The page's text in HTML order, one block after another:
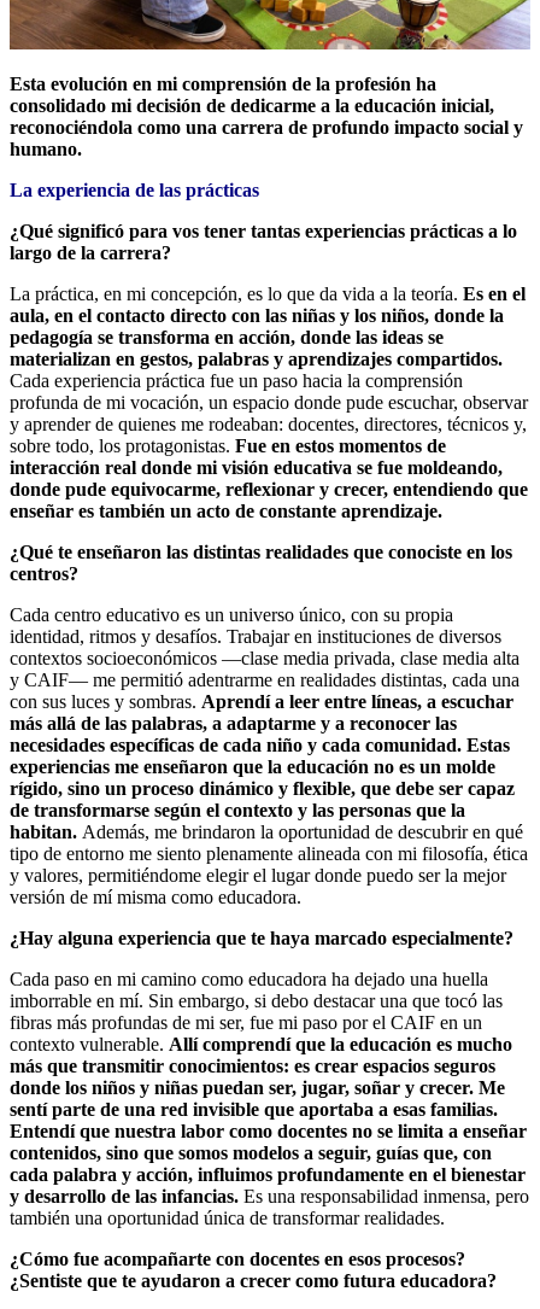
Esta evolución en mi comprensión de la profesión ha
consolidado mi decisión de dedicarme a la educación inicial,
reconociéndola como una carrera de profundo impacto social y
humano.
La experiencia de las prácticas
¿Qué significó para vos tener tantas experiencias prácticas a lo
largo de la carrera?
La práctica, en mi concepción, es lo que da vida a la teoría. Es en el
aula, en el contacto directo con las niñas y los niños, donde la
pedagogía se transforma en acción, donde las ideas se
materializan en gestos, palabras y aprendizajes compartidos.
Cada experiencia práctica fue un paso hacia la comprensión
profunda de mi vocación, un espacio donde pude escuchar, observar
y aprender de quienes me rodeaban: docentes, directores, técnicos y,
sobre todo, los protagonistas. Fue en estos momentos de
interacción real donde mi visión educativa se fue moldeando,
donde pude equivocarme, reflexionar y crecer, entendiendo que
enseñar es también un acto de constante aprendizaje.
¿Qué te enseñaron las distintas realidades que conociste en los
centros?
Cada centro educativo es un universo único, con su propia
identidad, ritmos y desafíos. Trabajar en instituciones de diversos
contextos socioeconómicos —clase media privada, clase media alta
y CAIF— me permitió adentrarme en realidades distintas, cada una
con sus luces y sombras. Aprendí a leer entre líneas, a escuchar
más allá de las palabras, a adaptarme y a reconocer las
necesidades específicas de cada niño y cada comunidad. Estas
experiencias me enseñaron que la educación no es un molde
rígido, sino un proceso dinámico y flexible, que debe ser capaz
de transformarse según el contexto y las personas que la
habitan. Además, me brindaron la oportunidad de descubrir en qué
tipo de entorno me siento plenamente alineada con mi filosofía, ética
y valores, permitiéndome elegir el lugar donde puedo ser la mejor
versión de mí misma como educadora.
¿Hay alguna experiencia que te haya marcado especialmente?
Cada paso en mi camino como educadora ha dejado una huella
imborrable en mí. Sin embargo, si debo destacar una que tocó las
fibras más profundas de mi ser, fue mi paso por el CAIF en un
contexto vulnerable. Allí comprendí que la educación es mucho
más que transmitir conocimientos: es crear espacios seguros
donde los niños y niñas puedan ser, jugar, soñar y crecer. Me
sentí parte de una red invisible que aportaba a esas familias.
Entendí que nuestra labor como docentes no se limita a enseñar
contenidos, sino que somos modelos a seguir, guías que, con
cada palabra y acción, influimos profundamente en el bienestar
y desarrollo de las infancias. Es una responsabilidad inmensa, pero
también una oportunidad única de transformar realidades.
¿Cómo fue acompañarte con docentes en esos procesos?
¿Sentiste que te ayudaron a crecer como futura educadora?